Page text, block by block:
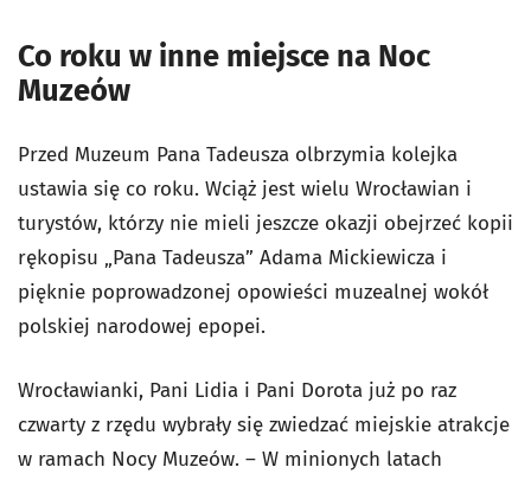
Co roku w inne miejsce na Noc
Muzeów
Przed Muzeum Pana Tadeusza olbrzymia kolejka
ustawia się co roku. Wciąż jest wielu Wrocławian i
turystów, którzy nie mieli jeszcze okazji obejrzeć kopii
rękopisu „Pana Tadeusza” Adama Mickiewicza i
pięknie poprowadzonej opowieści muzealnej wokół
polskiej narodowej epopei.
Wrocławianki, Pani Lidia i Pani Dorota już po raz
czwarty z rzędu wybrały się zwiedzać miejskie atrakcje
w ramach Nocy Muzeów. – W minionych latach